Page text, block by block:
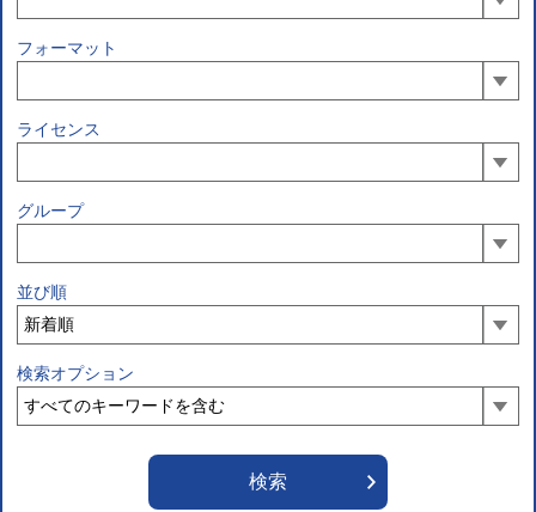
フォーマット
ライセンス
グループ
並び順
検索オプション